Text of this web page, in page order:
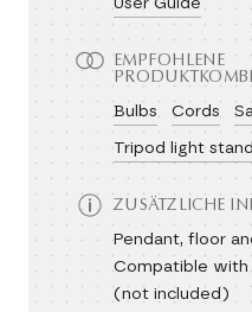
User Guide
EMPFOHLENE
Bulbs
Cords
Tripod light stand
ZUSÄTZLICHE
Pendant, floor
Compatible with
(not included)